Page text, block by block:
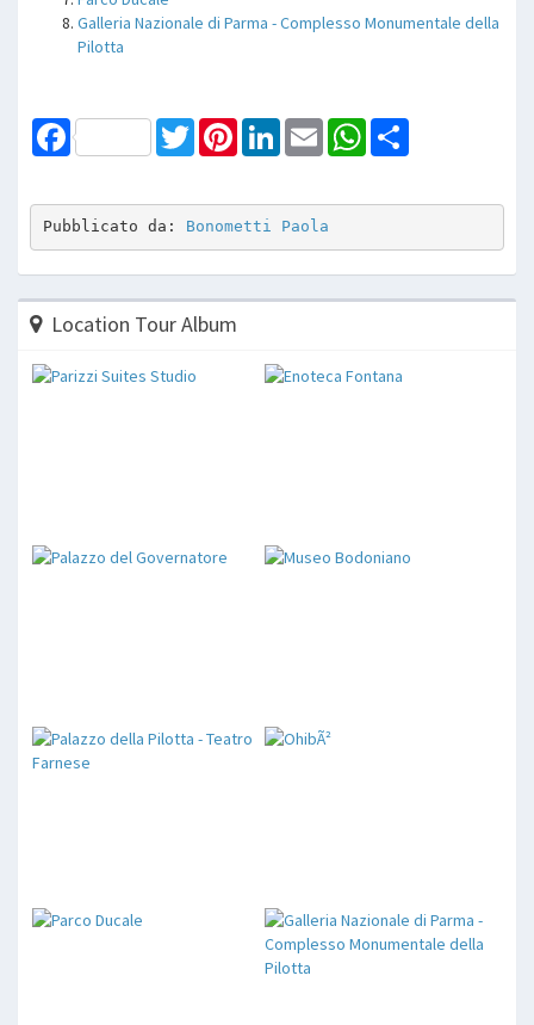
Galleria Nazionale di Parma - Complesso Monumentale della
Pilotta
Facebook TwitterPinterestLinkedInEmail WhatsApp
Pubblicato da: Bonometti Paola
Location Tour Album